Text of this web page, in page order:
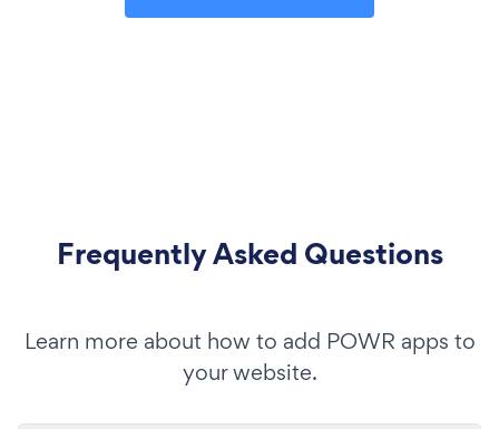
Frequently Asked Questions
Learn more about how to add POWR apps to
your website.